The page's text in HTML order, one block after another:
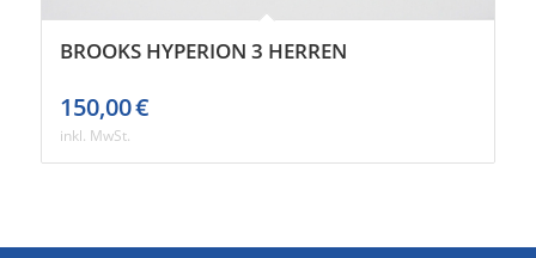
BROOKS HYPERION 3 HERREN
150,00€
inkl. MwSt.